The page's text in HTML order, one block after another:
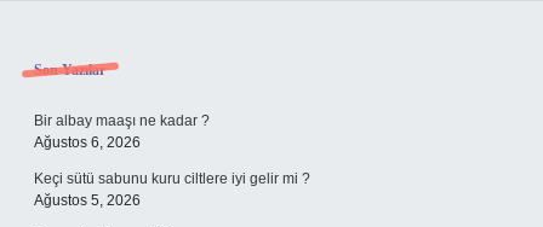
Sidebar
Son Yazılar
Bir albay maaşı ne kadar ?
Ağustos 6, 2026
Keçi sütü sabunu kuru ciltlere iyi gelir mi ?
Ağustos 5, 2026